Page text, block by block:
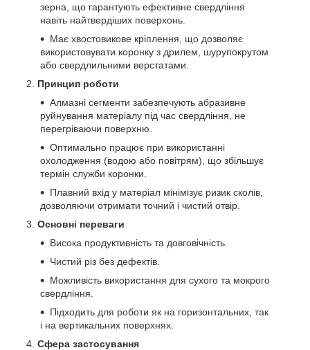
зерна, що гарантують ефективне свердління
навіть найтвердіших поверхонь.
Має хвостовикове кріплення, що дозволяє
використовувати коронку з дрилем, шурупокрутом
або свердлильними верстатами.
Принцип роботи
Алмазні сегменти забезпечують абразивне
руйнування матеріалу під час свердління, не
перегріваючи поверхню.
Оптимально працює при використанні
охолодження (водою або повітрям), що збільшує
термін служби коронки.
Плавний вхід у матеріал мінімізує ризик сколів,
дозволяючи отримати точний і чистий отвір.
Основні переваги
Висока продуктивність та довговічність.
Чистий різ без дефектів.
Можливість використання для сухого та мокрого
свердління.
Підходить для роботи як на горизонтальних, так
і на вертикальних поверхнях.
Сфера застосування